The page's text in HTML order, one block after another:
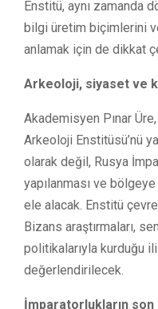
Enstitü, aynı zamanda
bilgi üretim biçimlerini
anlamak için de dikkat
Arkeoloji, siyaset ve
Akademisyen Pınar
Arkeoloji Enstitüsü’nü
olarak değil, Rusya
yapılanması ve
ele alacak. Enstitü
Bizans araştırmaları,
politikalarıyla kurduğu
değerlendirilecek.
İmparatorlukların